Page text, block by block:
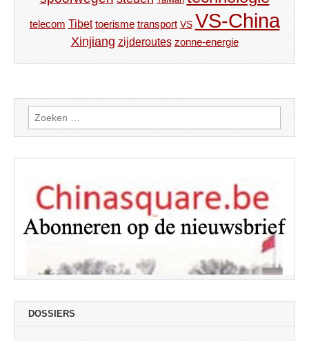
telecom Tibet toerisme transport VS VS-China
Xinjiang zijderoutes zonne-energie
Zoeken
naar:
DOSSIERS